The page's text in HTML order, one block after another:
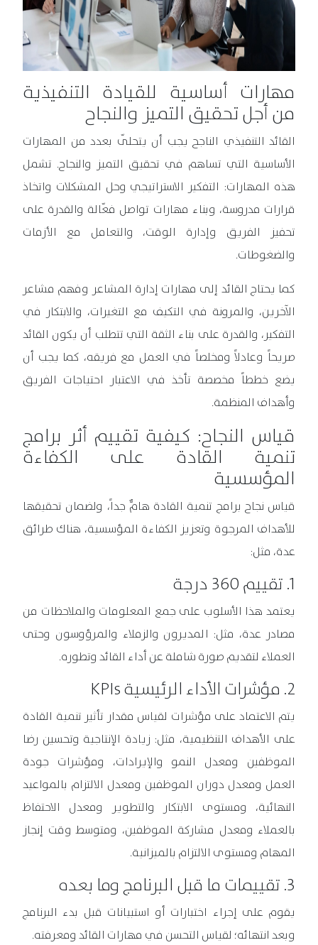
مهارات أساسية للقيادة التنفيذية
من أجل تحقيق التميز والنجاح
القائد التنفيذي الناجح يجب أن يتحلّى بعدد من المهارات
الأساسية التي تساهم في تحقيق التميز والنجاح. تشمل
هذه المهارات: التفكير الاستراتيجي وحل المشكلات واتخاذ
قرارات مدروسة، وبناء مهارات تواصل فعّالة والقدرة على
تحفيز الفريق وإدارة الوقت، والتعامل مع الأزمات
والضغوطات.
كما يحتاج القائد إلى مهارات إدارة المشاعر وفهم مشاعر
الآخرين، والمرونة في التكيف مع التغيرات، والابتكار في
التفكير، والقدرة على بناء الثقة التي تتطلب أن يكون القائد
صريحاً وعادلاً ومخلصاً في العمل مع فريقه، كما يجب أن
يضع خططاً مخصصة تأخذ في الاعتبار احتياجات الفريق
وأهداف المنظمة.
قياس النجاح: كيفية تقييم أثر برامج
تنمية القادة على الكفاءة
المؤسسية
قياس نجاح برامج تنمية القادة هامٌّ جداً، ولضمان تحقيقها
للأهداف المرجوة وتعزيز الكفاءة المؤسسية، هناك طرائق
عدة، مثل:
1. تقييم 360 درجة
يعتمد هذا الأسلوب على جمع المعلومات والملاحظات من
مصادر عدة، مثل: المديرون والزملاء والمرؤوسون وحتى
العملاء لتقديم صورة شاملة عن أداء القائد وتطوره.
2. مؤشرات الأداء الرئيسية KPIs
يتم الاعتماد على مؤشرات لقياس مقدار تأثير تنمية القادة
على الأهداف التنظيمية، مثل: زيادة الإنتاجية وتحسين رضا
الموظفين ومعدل النمو والإيرادات، ومؤشرات جودة
العمل ومعدل دوران الموظفين ومعدل الالتزام بالمواعيد
النهائية، ومستوى الابتكار والتطوير ومعدل الاحتفاظ
بالعملاء ومعدل مشاركة الموظفين، ومتوسط وقت إنجاز
المهام ومستوى الالتزام بالميزانية.
3. تقييمات ما قبل البرنامج وما بعده
يقوم على إجراء اختبارات أو استبيانات قبل بدء البرنامج
وبعد انتهائه؛ لقياس التحسن في مهارات القائد ومعرفته.